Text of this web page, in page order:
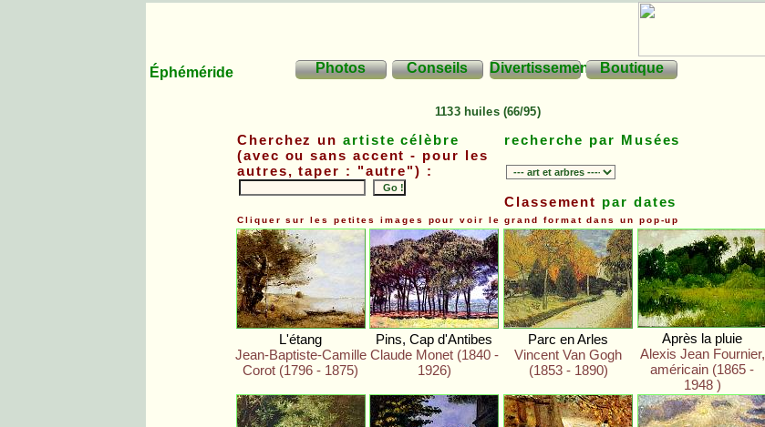
Éphéméride Photos Conseils DivertissementsBoutique
1133 huiles (66/95)
Cherchez unartiste célèbre
(avec ou sans accent - pour les
autres, taper : "autre") :
recherche par Musées
Classement par dates
Cliquer sur les petites images pour voir le grand format dans un pop-up
L'étang
Jean-Baptiste-Camille
Corot (1796 - 1875)
Pins, Cap d'Antibes
Claude Monet (1840 -
1926)
Parc en Arles
Vincent Van Gogh
(1853 - 1890)
Après la pluie
Alexis Jean Fournier,
américain (1865 -
1948 )